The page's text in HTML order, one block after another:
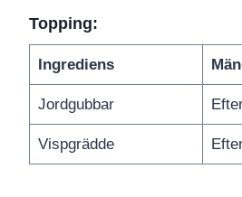
Topping:
Ingrediens
Jordgubbar
Vispgrädde